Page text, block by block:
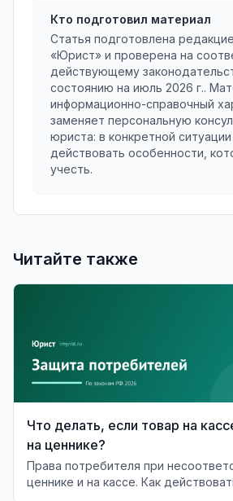
Кто подготовил материал
Статья подготовлена
«Юрист» и проверена на
действующему
состоянию на июль 2026 г..
информационно-справочный
заменяет персональную
юриста: в конкретной
действовать особенности,
учесть.
Читайте также
Что делать, если товар на
на ценнике?
Права потребителя при
ценнике и на кассе. Как